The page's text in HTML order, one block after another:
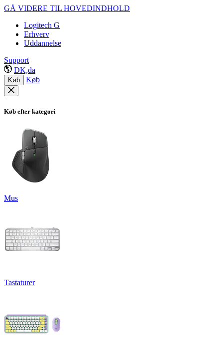
GÅ VIDERE TIL HOVEDINDHOLD
Logitech G
Erhverv
Uddannelse
Support
DK,da
Køb Køb
Køb efter kategori
Mus
Tastaturer